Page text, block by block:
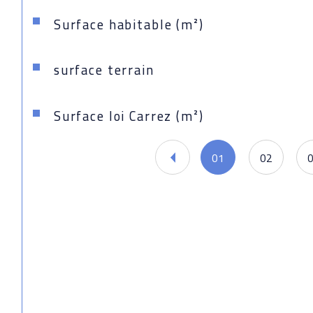
Surface habitable (m²)
surface terrain
Surface loi Carrez (m²)
01 02